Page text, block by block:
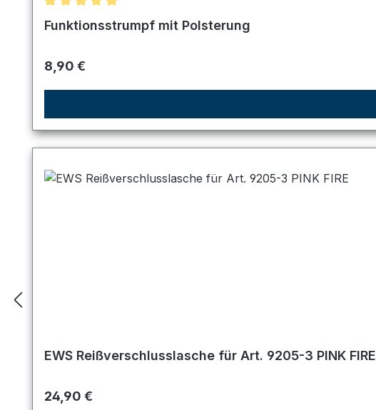
Durchschnittliche Bewertung von 5 von 5 Sternen
Funktionsstrumpf mit Polsterung
Regulärer Preis:
8,90 €
EWS Reißverschlusslasche für Art. 9205-3 PINK FIRE
Regulärer Preis:
24,90 €